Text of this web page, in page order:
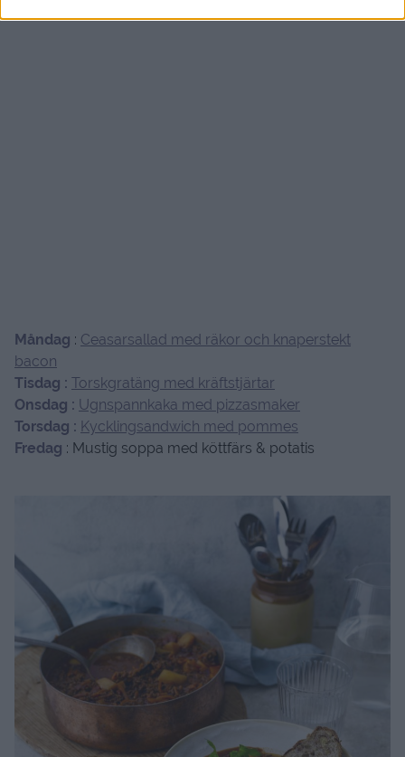
Måndag:Ceasarsallad med räkor och knaperstekt
bacon
Tisdag : Torskgratäng med kräftstjärtar
Onsdag :Ugnspannkaka med pizzasmaker